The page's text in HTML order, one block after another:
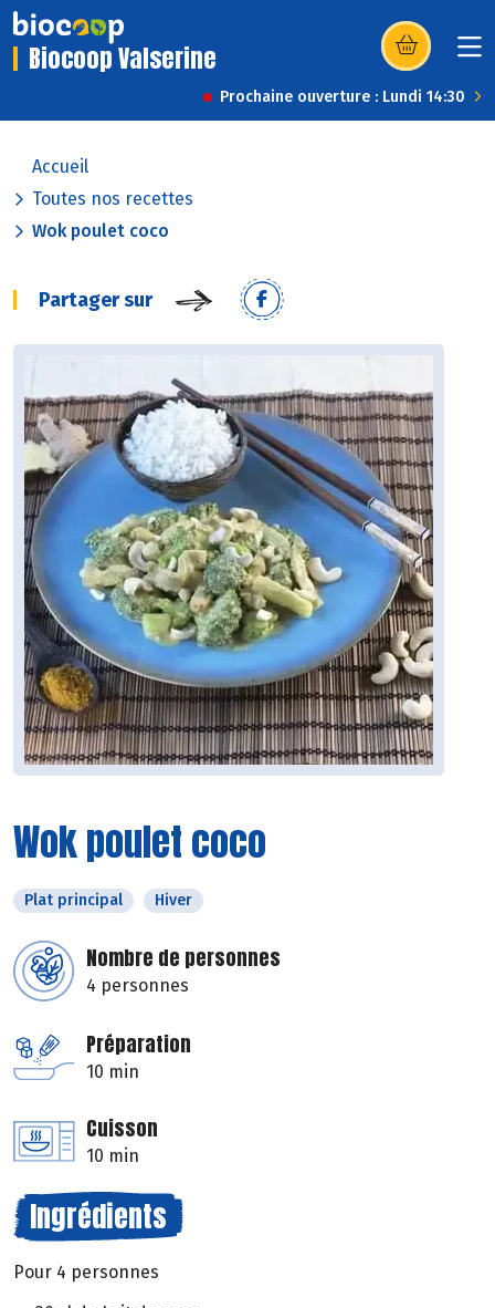
Biocoop Valserine (s’ouvre dans
Prochaine ouverture : Lundi 14:30
Accueil
Toutes nos recettes
Wok poulet coco
Partager sur
Wok poulet coco
Plat principal Hiver
Nombre de personnes
4 personnes
Préparation
10 min
Cuisson
10 min
Ingrédients
Pour 4 personnes